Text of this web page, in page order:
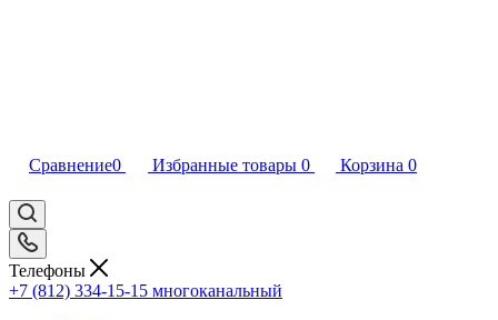
Сравнение0 Избранные товары 0 Корзина 0
Телефоны
+7 (812) 334-15-15 многоканальный